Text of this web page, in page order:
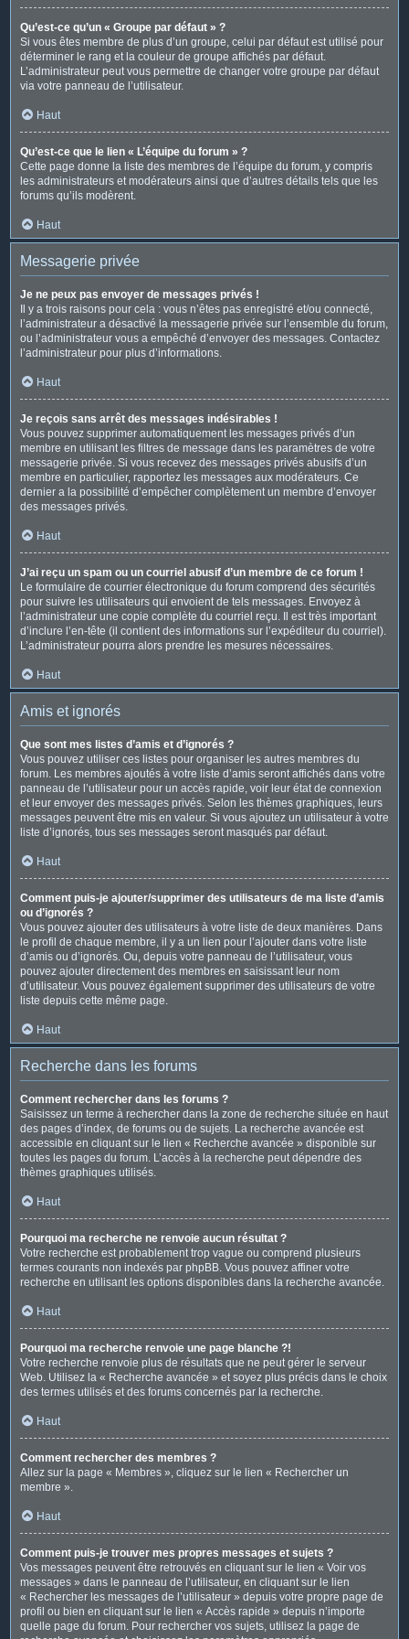
Qu’est-ce qu’un « Groupe par défaut » ?
Si vous êtes membre de plus d’un groupe, celui par défaut est utilisé pour
déterminer le rang et la couleur de groupe affichés par défaut.
L’administrateur peut vous permettre de changer votre groupe par défaut
via votre panneau de l’utilisateur.
Haut
Qu’est-ce que le lien « L’équipe du forum » ?
Cette page donne la liste des membres de l’équipe du forum, y compris
les administrateurs et modérateurs ainsi que d’autres détails tels que les
forums qu’ils modèrent.
Haut
Messagerie privée
Je ne peux pas envoyer de messages privés !
Il y a trois raisons pour cela : vous n’êtes pas enregistré et/ou connecté,
l’administrateur a désactivé la messagerie privée sur l’ensemble du forum,
ou l’administrateur vous a empêché d’envoyer des messages. Contactez
l’administrateur pour plus d’informations.
Haut
Je reçois sans arrêt des messages indésirables !
Vous pouvez supprimer automatiquement les messages privés d’un
membre en utilisant les filtres de message dans les paramètres de votre
messagerie privée. Si vous recevez des messages privés abusifs d’un
membre en particulier, rapportez les messages aux modérateurs. Ce
dernier a la possibilité d’empêcher complètement un membre d’envoyer
des messages privés.
Haut
J’ai reçu un spam ou un courriel abusif d’un membre de ce forum !
Le formulaire de courrier électronique du forum comprend des sécurités
pour suivre les utilisateurs qui envoient de tels messages. Envoyez à
l’administrateur une copie complète du courriel reçu. Il est très important
d’inclure l’en-tête (il contient des informations sur l’expéditeur du courriel).
L’administrateur pourra alors prendre les mesures nécessaires.
Haut
Amis et ignorés
Que sont mes listes d’amis et d’ignorés ?
Vous pouvez utiliser ces listes pour organiser les autres membres du
forum. Les membres ajoutés à votre liste d’amis seront affichés dans votre
panneau de l’utilisateur pour un accès rapide, voir leur état de connexion
et leur envoyer des messages privés. Selon les thèmes graphiques, leurs
messages peuvent être mis en valeur. Si vous ajoutez un utilisateur à votre
liste d’ignorés, tous ses messages seront masqués par défaut.
Haut
Comment puis-je ajouter/supprimer des utilisateurs de ma liste d’amis
ou d’ignorés ?
Vous pouvez ajouter des utilisateurs à votre liste de deux manières. Dans
le profil de chaque membre, il y a un lien pour l’ajouter dans votre liste
d’amis ou d’ignorés. Ou, depuis votre panneau de l’utilisateur, vous
pouvez ajouter directement des membres en saisissant leur nom
d’utilisateur. Vous pouvez également supprimer des utilisateurs de votre
liste depuis cette même page.
Haut
Recherche dans les forums
Comment rechercher dans les forums ?
Saisissez un terme à rechercher dans la zone de recherche située en haut
des pages d’index, de forums ou de sujets. La recherche avancée est
accessible en cliquant sur le lien « Recherche avancée » disponible sur
toutes les pages du forum. L’accès à la recherche peut dépendre des
thèmes graphiques utilisés.
Haut
Pourquoi ma recherche ne renvoie aucun résultat ?
Votre recherche est probablement trop vague ou comprend plusieurs
termes courants non indexés par phpBB. Vous pouvez affiner votre
recherche en utilisant les options disponibles dans la recherche avancée.
Haut
Pourquoi ma recherche renvoie une page blanche ?!
Votre recherche renvoie plus de résultats que ne peut gérer le serveur
Web. Utilisez la « Recherche avancée » et soyez plus précis dans le choix
des termes utilisés et des forums concernés par la recherche.
Haut
Comment rechercher des membres ?
Allez sur la page « Membres », cliquez sur le lien « Rechercher un
membre ».
Haut
Comment puis-je trouver mes propres messages et sujets ?
Vos messages peuvent être retrouvés en cliquant sur le lien « Voir vos
messages » dans le panneau de l’utilisateur, en cliquant sur le lien
« Rechercher les messages de l’utilisateur » depuis votre propre page de
profil ou bien en cliquant sur le lien « Accès rapide » depuis n’importe
quelle page du forum. Pour rechercher vos sujets, utilisez la page de